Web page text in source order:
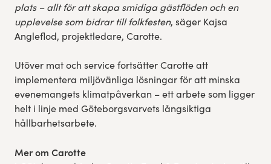
plats – allt för att skapa smidiga gästflöden och en
upplevelse som bidrar till folkfesten, säger Kajsa
Angleflod, projektledare, Carotte.
Utöver mat och service fortsätter Carotte att
implementera miljövänliga lösningar för att minska
evenemangets klimatpåverkan – ett arbete som ligger
helt i linje med Göteborgsvarvets långsiktiga
hållbarhetsarbete.
Mer om Carotte